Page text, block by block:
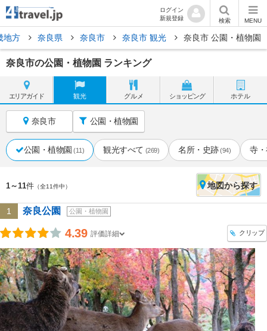
ログイン
新規登録
検索 MENU
地方 奈良県 奈良市 奈良市 観光 奈良市 公園・植物園
奈良市の公園・植物園 ランキング
エリアガイド 観光 グルメ ショッピング ホテル
奈良市 公園・植物園
公園・植物園 (11) 観光すべて (269) 名所・史跡 (94) 寺
1～11件 （全11件中） 地図から探す
1 奈良公園 公園・植物園
4.39 評価詳細 クリップ